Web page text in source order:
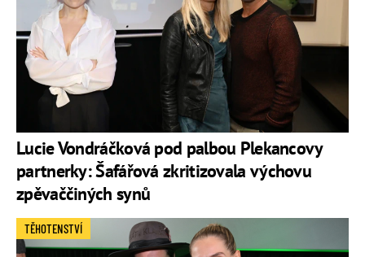
Lucie Vondráčková pod palbou Plekancovy
partnerky: Šafářová zkritizovala výchovu
zpěvaččiných synů
TĚHOTENSTVÍ